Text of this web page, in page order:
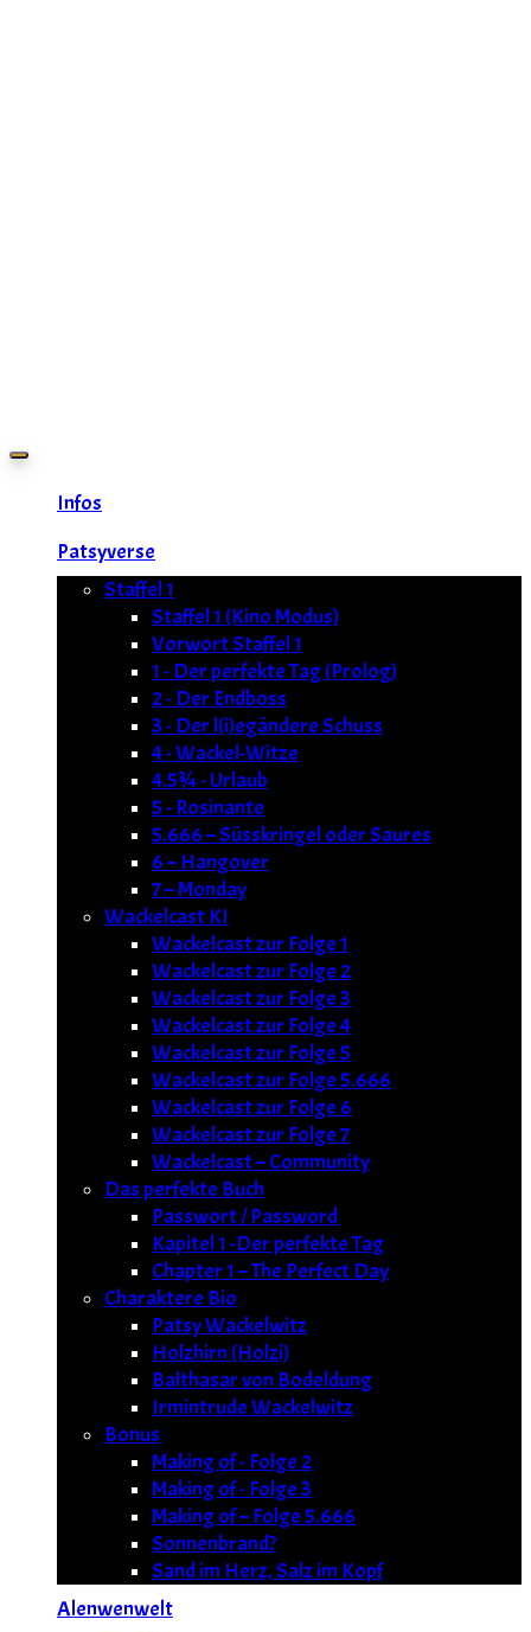
Infos
Patsyverse
Staffel 1
Staffel 1 (Kino Modus)
Vorwort Staffel 1
1 - Der perfekte Tag (Prolog)
2 - Der Endboss
3 - Der l(i)egändere Schuss
4 - Wackel-Witze
4.5¾ - Urlaub
5 - Rosinante
5.666 – Süsskringel oder Saures
6 – Hangover
7 – Monday
Wackelcast KI
Wackelcast zur Folge 1
Wackelcast zur Folge 2
Wackelcast zur Folge 3
Wackelcast zur Folge 4
Wackelcast zur Folge 5
Wackelcast zur Folge 5.666
Wackelcast zur Folge 6
Wackelcast zur Folge 7
Wackelcast – Community
Das perfekte Buch
Passwort / Password
Kapitel 1 -Der perfekte Tag
Chapter 1 – The Perfect Day
Charaktere Bio
Patsy Wackelwitz
Holzhirn (Holzi)
Balthasar von Bodeldung
Irmintrude Wackelwitz
Bonus
Making of - Folge 2
Making of - Folge 3
Making of – Folge 5.666
Sonnenbrand?
Sand im Herz, Salz im Kopf
Alenwenwelt